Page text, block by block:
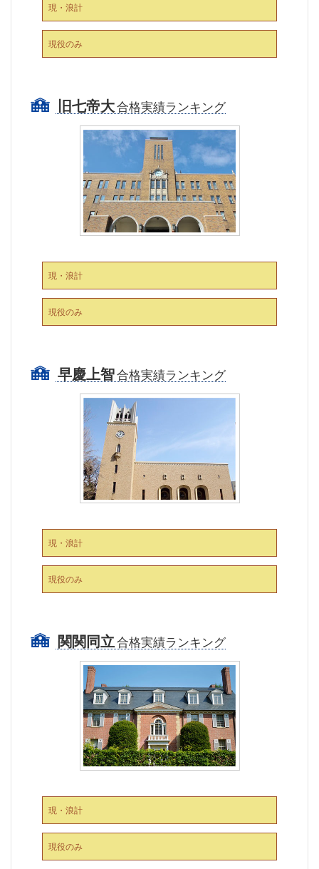
現・浪計
現役のみ
旧七帝大合格実績ランキング
現・浪計
現役のみ
早慶上智合格実績ランキング
現・浪計
現役のみ
関関同立合格実績ランキング
現・浪計
現役のみ